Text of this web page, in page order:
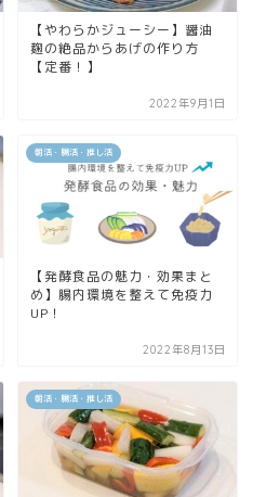
【やわらかジューシー】醤油
麹の絶品からあげの作り方
【定番！】
2022年9月1日
朝活・腸活・推し活
【発酵食品の魅力・効果まと
め】腸内環境を整えて免疫力
UP！
2022年8月13日
朝活・腸活・推し活